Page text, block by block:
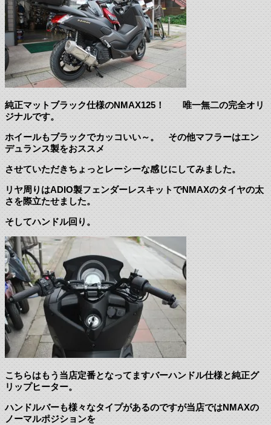
純正マットブラック仕様のNMAX125！ 唯一無二の完全オリ
ジナルです。
ホイールもブラックでカッコいい～。 その他マフラーはエン
デュランス製をおススメ
させていただきちょっとレーシーな感じにしてみました。
リヤ周りはADIO製フェンダーレスキットでNMAXのタイヤの太
さを際立たせました。
そしてハンドル回り。
こちらはもう当店定番となってますバーハンドル仕様と純正グ
リップヒーター。
ハンドルバーも様々なタイプがあるのですが当店ではNMAXの
ノーマルポジションを